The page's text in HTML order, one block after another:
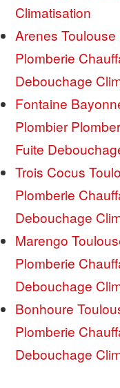
Climatisation
Arenes
Plomberie
Debouchage
Fontaine
Plombier
Fuite
Trois Cocus
Plomberie
Debouchage
Marengo
Plomberie
Debouchage
Bonhoure
Plomberie
Debouchage